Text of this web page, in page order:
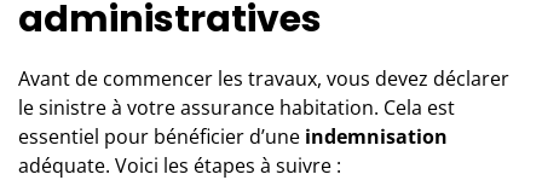
administratives
Avant de commencer les travaux, vous devez déclarer
le sinistre à votre assurance habitation. Cela est
essentiel pour bénéficier d’une indemnisation
adéquate. Voici les étapes à suivre :